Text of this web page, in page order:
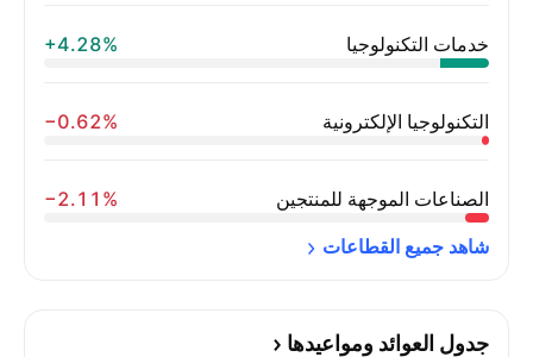
خدمات التكنولوجيا ‪+4.28%‬
التكنولوجيا الإلكترونية ‪−0.62%‬
الصناعات الموجهة للمنتجين
‪−2.11%‬
شاهد جميع القطاعات
جدول العوائد ومواعيدها